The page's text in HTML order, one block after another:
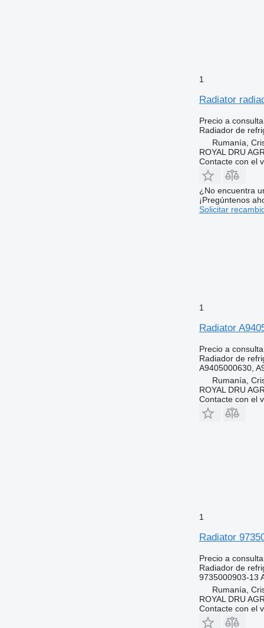
1
Radiator
Precio a
Radiador de
Rumanía,
ROYAL DRU
Contacte con el
¿No encuentra
¡Pregúntenos
Solicitar
1
Radiator
Precio a
Radiador de
A9405000630,
Rumanía,
ROYAL DRU
Contacte con el
1
Radiator
Precio a
Radiador de
9735000903-13
Rumanía,
ROYAL DRU
Contacte con el